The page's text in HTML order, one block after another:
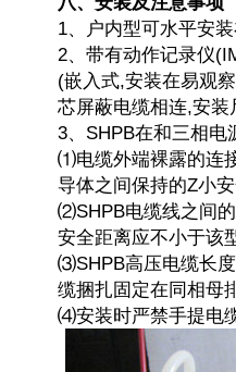
1、户内型可水平安
2、带有动作记录仪
(嵌入式,安装在易观
芯屏蔽电缆相连,安
3、SHPB在和三相
⑴电缆外端裸露的连
导体之间保持的Z小
⑵SHPB电缆线之间
安全距离应不小于该
⑶SHPB高压电缆长
缆捆扎固定在同相母
⑷安装时严禁手提电